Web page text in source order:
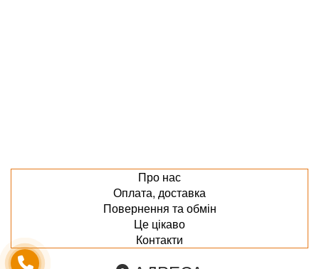
Про нас
Оплата, доставка
Повернення та обмін
Це цікаво
Контакти